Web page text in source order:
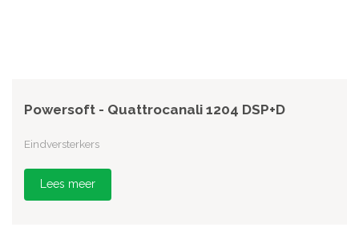
Powersoft - Quattrocanali 1204 DSP+D
Eindversterkers
Lees meer